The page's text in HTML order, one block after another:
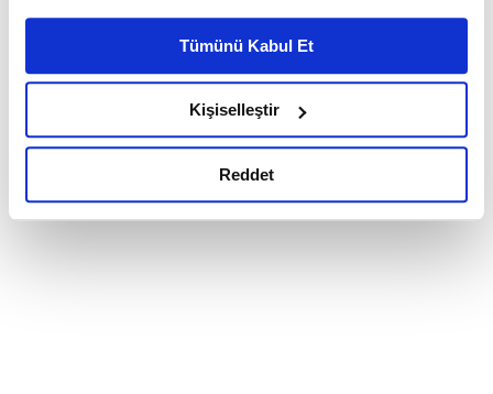
Ayarlar butonuna tıklayabilir,Çerez Bilgilendirme
Metnimizi ziyaret edebilirsiniz.
6698 sayılı Kişisel Verilerin Korunması Kanunu uyarınca
okumak ve sitemizi ziyaretiniz kapsamında
gerçekleştirilen veri işleme faaliyetleri ile ilgili daha
detaylı bilgi almak için lütfentıklayınız.
Tümünü Kabul Et
Kişiselleştir
Reddet